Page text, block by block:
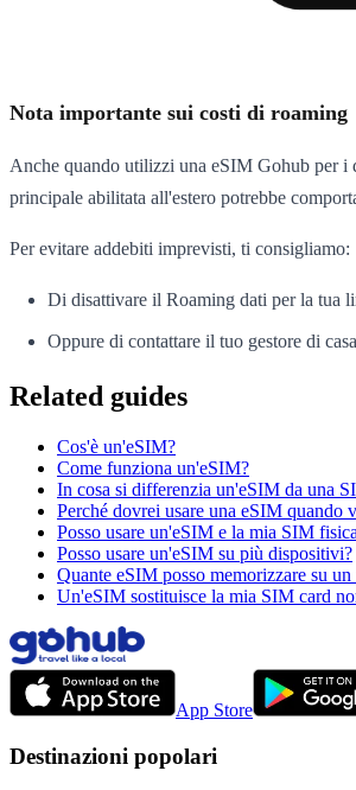
Nota importante sui costi di roaming
Anche quando utilizzi una eSIM Gohub per i
principale abilitata all'estero potrebbe
Per evitare addebiti imprevisti, ti consigliamo:
Di disattivare il Roaming dati per la tua
Oppure di contattare il tuo gestore di
Related guides
Cos'è un'eSIM?
Come funziona un'eSIM?
In cosa si differenzia un'eSIM da una
Perché dovrei usare una eSIM quando
Posso usare un'eSIM e la mia SIM
Posso usare un'eSIM su più dispositivi?
Quante eSIM posso memorizzare su
Un'eSIM sostituisce la mia SIM card
App Store
Destinazioni popolari